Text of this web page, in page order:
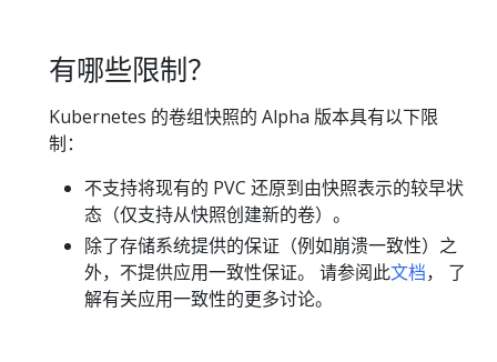
有哪些限制？
Kubernetes 的卷组快照的 Alpha 版本具有以下限
制：
不支持将现有的 PVC 还原到由快照表示的较早状
态（仅支持从快照创建新的卷）。
除了存储系统提供的保证（例如崩溃一致性）之
外，不提供应用一致性保证。 请参阅此文档， 了
解有关应用一致性的更多讨论。